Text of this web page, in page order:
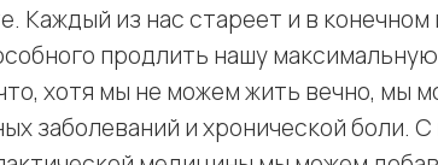
Каждый из нас стареет и в
продлить нашу
хотя мы не можем жить вечно, мы
заболеваний и хронической боли.